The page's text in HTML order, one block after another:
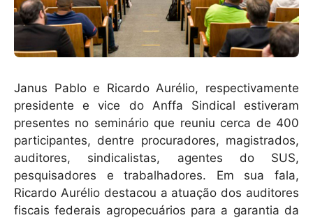
Janus Pablo e Ricardo Aurélio, respectivamente
presidente e vice do Anffa Sindical estiveram
presentes no seminário que reuniu cerca de 400
participantes, dentre procuradores, magistrados,
auditores, sindicalistas, agentes do SUS,
pesquisadores e trabalhadores. Em sua fala,
Ricardo Aurélio destacou a atuação dos auditores
fiscais federais agropecuários para a garantia da